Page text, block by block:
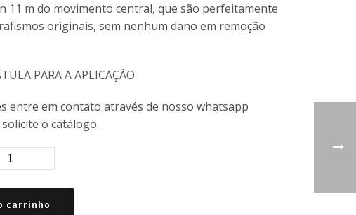
11 m do movimento central, que são perfeitamente
originais, sem nenhum dano em remoção
PARA A APLICAÇÃO
entre em contato através de nosso whatsapp
o catálogo.
carrinho